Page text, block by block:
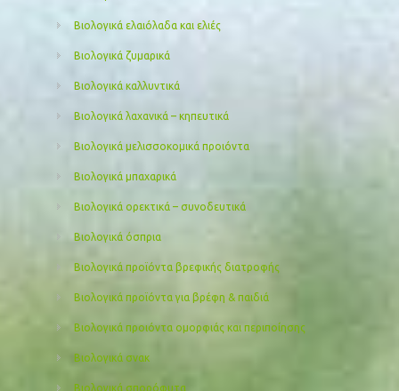
Βιολογικά ελαιόλαδα και ελιές
Βιολογικά ζυμαρικά
Βιολογικά καλλυντικά
Βιολογικά λαχανικά – κηπευτικά
Βιολογικά μελισσοκομικά προιόντα
Βιολογικά μπαχαρικά
Βιολογικά ορεκτικά – συνοδευτικά
Βιολογικά όσπρια
Βιολογικά προϊόντα βρεφικής διατροφής
Βιολογικά προϊόντα για βρέφη & παιδιά
Βιολογικά προιόντα ομορφιάς και περιποίησης
Βιολογικά σνακ
Βιολογικά σπορόφυτα